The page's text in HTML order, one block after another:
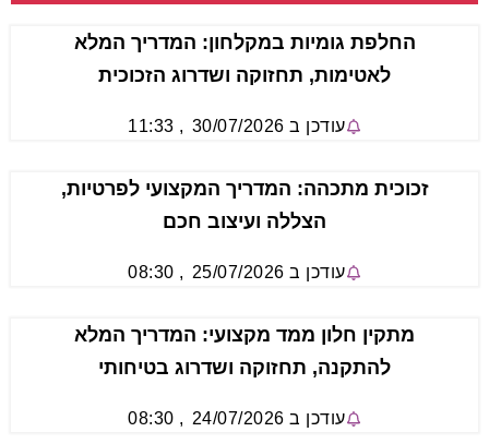
החלפת גומיות במקלחון: המדריך המלא
לאטימות, תחזוקה ושדרוג הזכוכית
עודכן ב 30/07/2026
,
11:33
זכוכית מתכהה: המדריך המקצועי לפרטיות,
הצללה ועיצוב חכם
עודכן ב 25/07/2026
,
08:30
מתקין חלון ממד מקצועי: המדריך המלא
להתקנה, תחזוקה ושדרוג בטיחותי
עודכן ב 24/07/2026
,
08:30